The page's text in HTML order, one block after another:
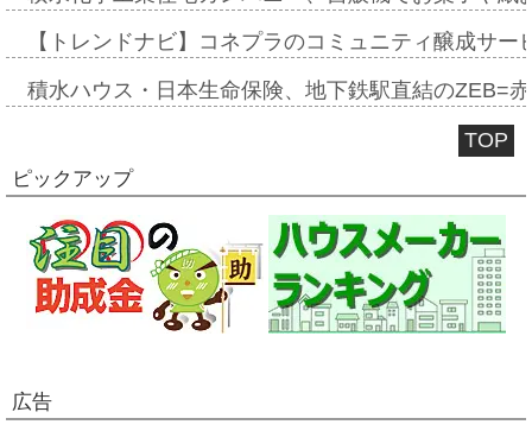
【トレンドナビ】コネプラのコミュニティ醸成サ
積水ハウス・日本生命保険、地下鉄駅直結のZEB=
TOP
ピックアップ
広告